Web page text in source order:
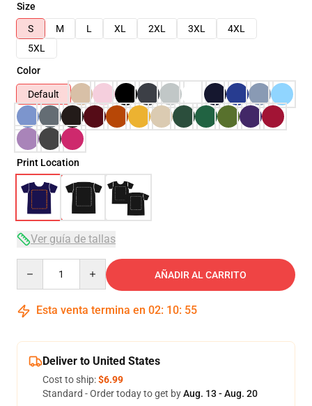
Size
S
M L XL 2XL 3XL
4XL
5XL
Color
Default
Print Location
Ver guía de tallas
AÑADIR AL CARRITO
Esta venta termina en 02: 10: 54
Deliver to United States
Cost to ship:$6.99
Standard - Order today to get byAug. 13 - Aug. 20